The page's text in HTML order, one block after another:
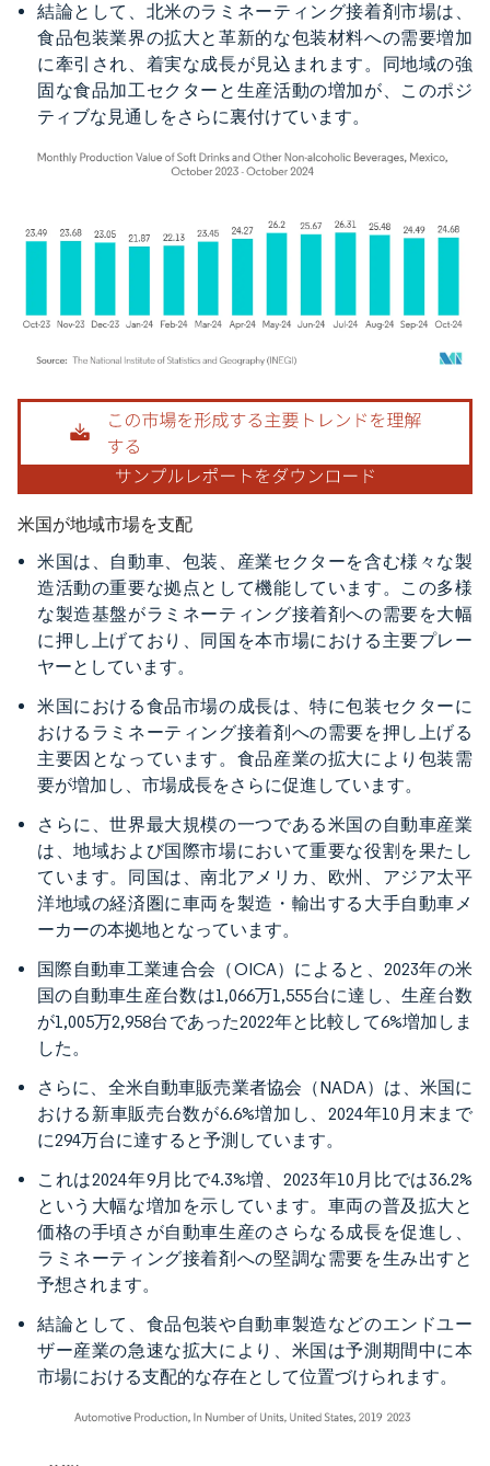
結論として、北米のラミネーティング接着剤市場は、
食品包装業界の拡大と革新的な包装材料への需要増加
に牽引され、着実な成長が見込まれます。同地域の強
固な食品加工セクターと生産活動の増加が、このポジ
ティブな見通しをさらに裏付けています。
画像 © Mordor Intelligence。再利用にはCC BY 4.0の表示が必要です。
米国が地域市場を支配
米国は、自動車、包装、産業セクターを含む様々な製
造活動の重要な拠点として機能しています。この多様
な製造基盤がラミネーティング接着剤への需要を大幅
に押し上げており、同国を本市場における主要プレー
ヤーとしています。
米国における食品市場の成長は、特に包装セクターに
おけるラミネーティング接着剤への需要を押し上げる
主要因となっています。食品産業の拡大により包装需
要が増加し、市場成長をさらに促進しています。
さらに、世界最大規模の一つである米国の自動車産業
は、地域および国際市場において重要な役割を果たし
ています。同国は、南北アメリカ、欧州、アジア太平
洋地域の経済圏に車両を製造・輸出する大手自動車メ
ーカーの本拠地となっています。
国際自動車工業連合会（OICA）によると、2023年の米
国の自動車生産台数は1,066万1,555台に達し、生産台数
が1,005万2,958台であった2022年と比較して6%増加しま
した。
さらに、全米自動車販売業者協会（NADA）は、米国に
おける新車販売台数が6.6%増加し、2024年10月末まで
に294万台に達すると予測しています。
これは2024年9月比で4.3%増、2023年10月比では36.2%
という大幅な増加を示しています。車両の普及拡大と
価格の手頃さが自動車生産のさらなる成長を促進し、
ラミネーティング接着剤への堅調な需要を生み出すと
予想されます。
結論として、食品包装や自動車製造などのエンドユー
ザー産業の急速な拡大により、米国は予測期間中に本
市場における支配的な存在として位置づけられます。